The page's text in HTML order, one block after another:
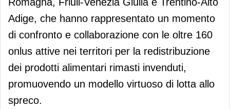
Adige, che hanno rappresentato un momento
di confronto e collaborazione con le oltre 160
onlus attive nei territori per la redistribuzione
dei prodotti alimentari rimasti invenduti,
promuovendo un modello virtuoso di lotta allo
spreco.